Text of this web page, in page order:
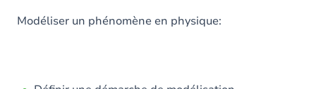
Modéliser un phénomène en physique: